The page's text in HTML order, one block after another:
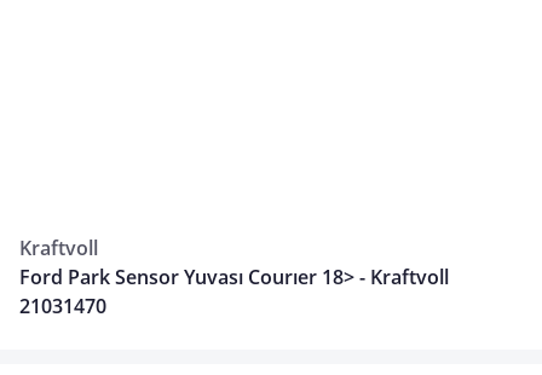
Kraftvoll
Ford Park Sensor Yuvası Courıer 18> - Kraftvoll
21031470